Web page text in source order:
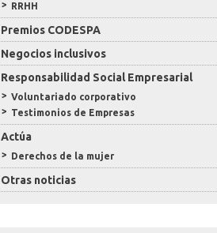
RRHH
Premios CODESPA
Negocios inclusivos
Responsabilidad Social Empresarial
Voluntariado corporativo
Testimonios de Empresas
Actúa
Derechos de la mujer
Otras noticias